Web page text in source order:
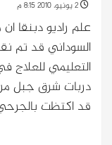
علم راديو دبنقا
السوداني قد تم
التعليمي للعلاج
دربات شرق جبل
قد اكتظت